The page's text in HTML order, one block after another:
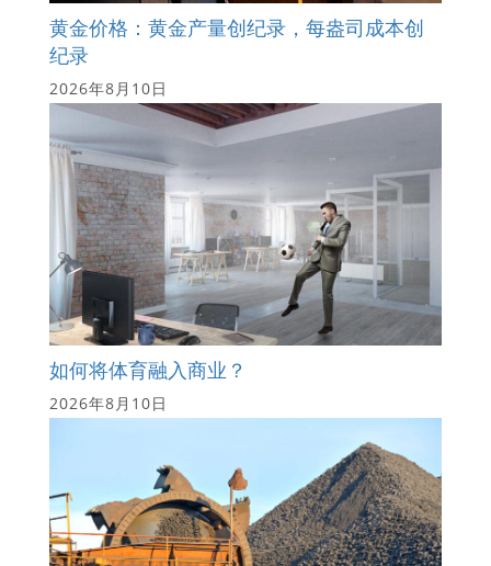
黄金价格：黄金产量创纪录，每盎司成本创
纪录
2026年8月10日
如何将体育融入商业？
2026年8月10日